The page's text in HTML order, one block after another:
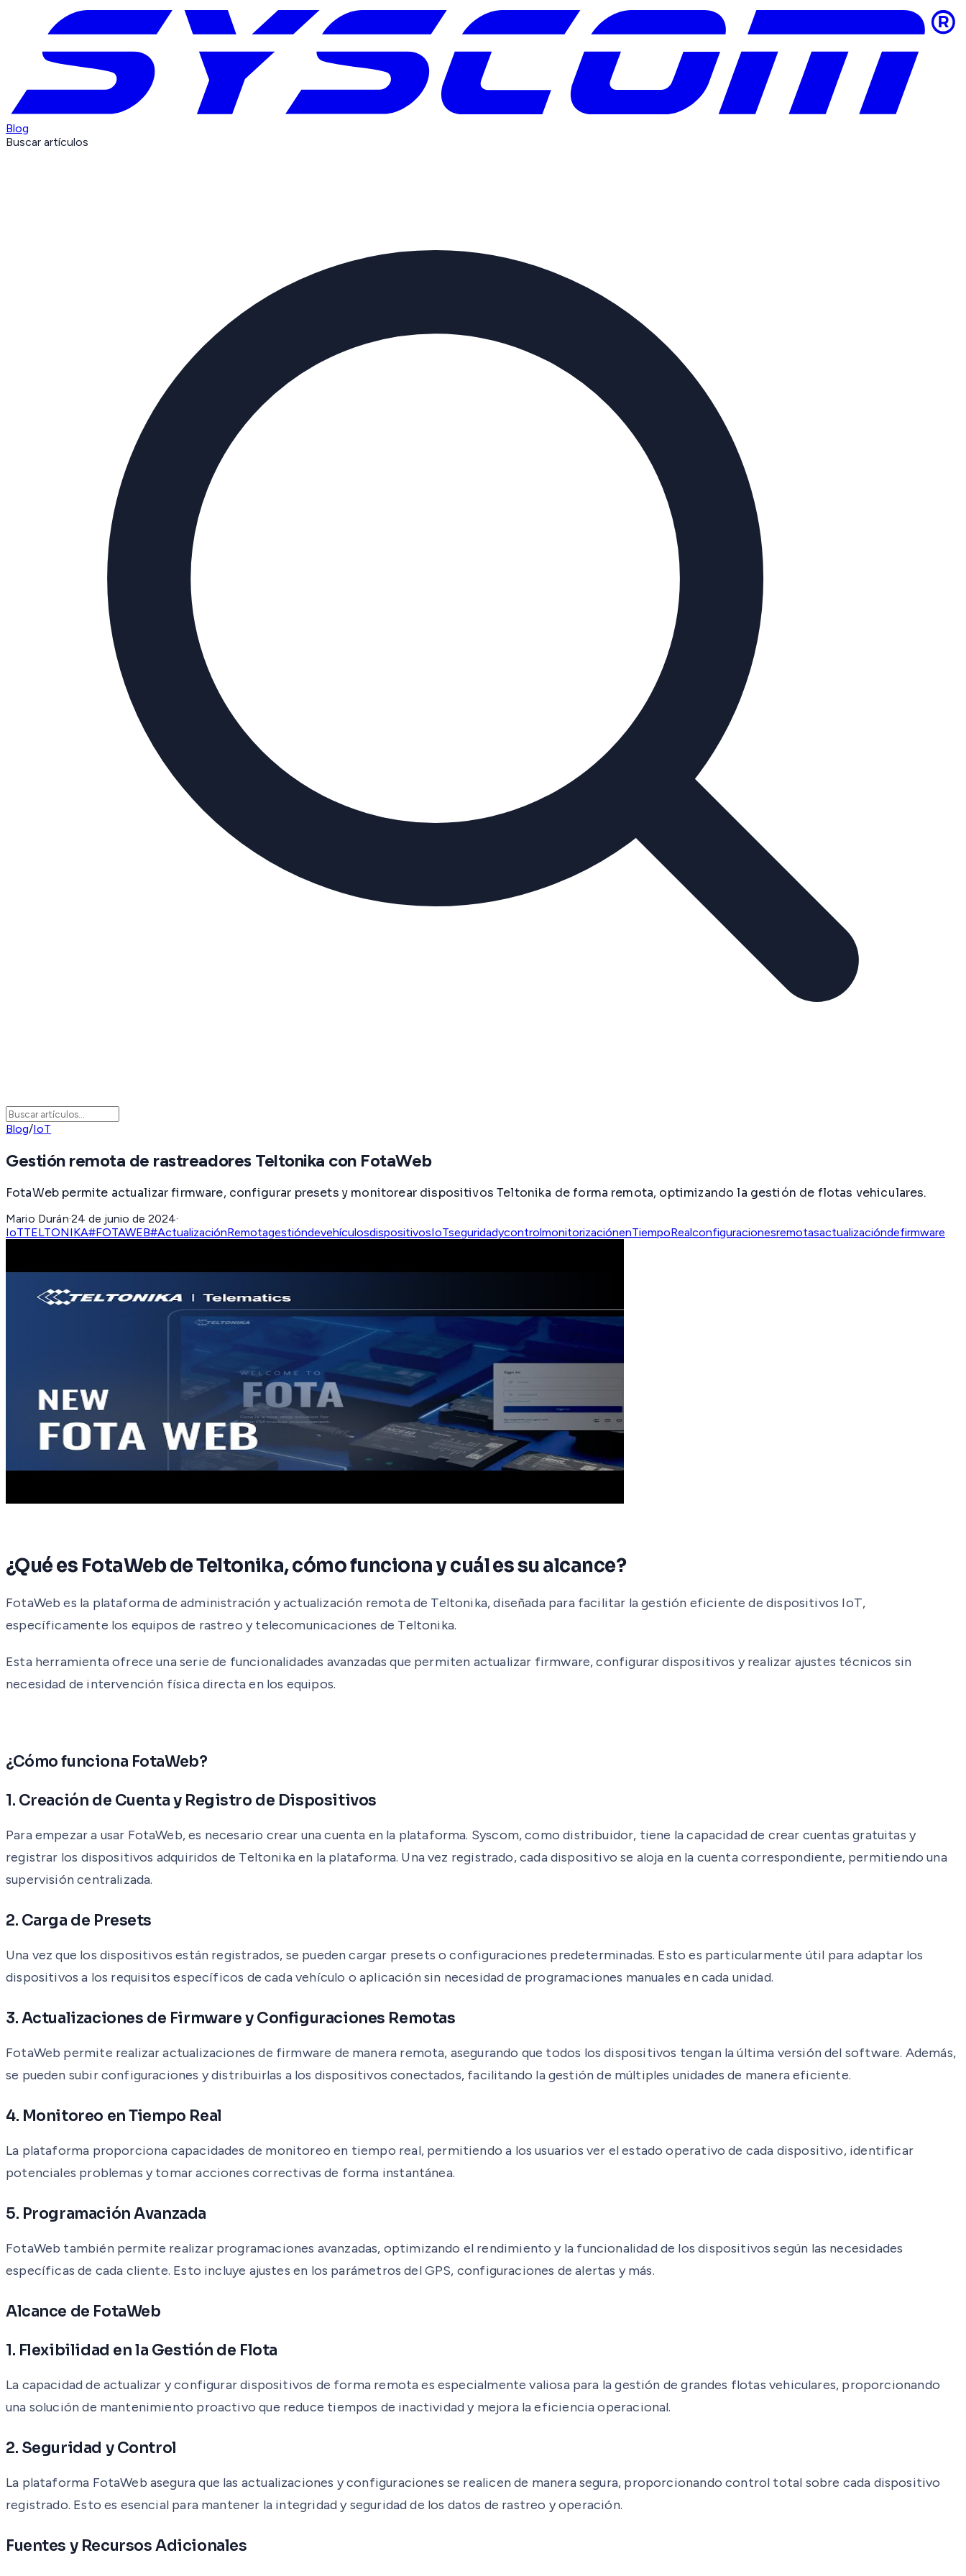
Blog
Buscar artículos
Blog/IoT
Gestión remota de rastreadores Teltonika con FotaWeb
FotaWeb permite actualizar firmware, configurar presets y monitorear dispositivos Teltonika de forma remota, optimizando la gestión de flotas vehiculares.
Mario Durán·24 de junio de 2024·
IoTTELTONIKA#FOTAWEB#ActualizaciónRemotagestióndevehículosdispositivosIoTseguridadycontrolmonitorizaciónenTiempoRealconfiguracionesremotasactualizacióndefirmware
¿Qué es FotaWeb de Teltonika, cómo funciona y cuál es su alcance?
FotaWeb es la plataforma de administración y actualización remota de Teltonika, diseñada para facilitar la gestión eficiente de dispositivos IoT,
específicamente los equipos de rastreo y telecomunicaciones de Teltonika.
Esta herramienta ofrece una serie de funcionalidades avanzadas que permiten actualizar firmware, configurar dispositivos y realizar ajustes técnicos sin
necesidad de intervención física directa en los equipos.
¿Cómo funciona FotaWeb?
1. Creación de Cuenta y Registro de Dispositivos
Para empezar a usar FotaWeb, es necesario crear una cuenta en la plataforma. Syscom, como distribuidor, tiene la capacidad de crear cuentas gratuitas y
registrar los dispositivos adquiridos de Teltonika en la plataforma. Una vez registrado, cada dispositivo se aloja en la cuenta correspondiente, permitiendo una
supervisión centralizada.
2. Carga de Presets
Una vez que los dispositivos están registrados, se pueden cargar presets o configuraciones predeterminadas. Esto es particularmente útil para adaptar los
dispositivos a los requisitos específicos de cada vehículo o aplicación sin necesidad de programaciones manuales en cada unidad.
3. Actualizaciones de Firmware y Configuraciones Remotas
FotaWeb permite realizar actualizaciones de firmware de manera remota, asegurando que todos los dispositivos tengan la última versión del software. Además,
se pueden subir configuraciones y distribuirlas a los dispositivos conectados, facilitando la gestión de múltiples unidades de manera eficiente.
4. Monitoreo en Tiempo Real
La plataforma proporciona capacidades de monitoreo en tiempo real, permitiendo a los usuarios ver el estado operativo de cada dispositivo, identificar
potenciales problemas y tomar acciones correctivas de forma instantánea.
5. Programación Avanzada
FotaWeb también permite realizar programaciones avanzadas, optimizando el rendimiento y la funcionalidad de los dispositivos según las necesidades
específicas de cada cliente. Esto incluye ajustes en los parámetros del GPS, configuraciones de alertas y más.
Alcance de FotaWeb
1. Flexibilidad en la Gestión de Flota
La capacidad de actualizar y configurar dispositivos de forma remota es especialmente valiosa para la gestión de grandes flotas vehiculares, proporcionando
una solución de mantenimiento proactivo que reduce tiempos de inactividad y mejora la eficiencia operacional.
2. Seguridad y Control
La plataforma FotaWeb asegura que las actualizaciones y configuraciones se realicen de manera segura, proporcionando control total sobre cada dispositivo
registrado. Esto es esencial para mantener la integridad y seguridad de los datos de rastreo y operación.
Fuentes y Recursos Adicionales